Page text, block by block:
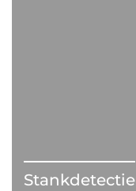
Stankdetectie